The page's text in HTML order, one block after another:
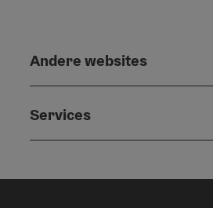
Andere websites
Services